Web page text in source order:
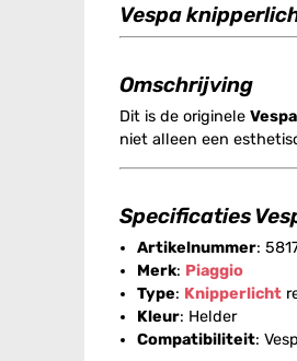
Vespa
Omschrijving
Dit is de originele
niet alleen een
Specificaties
Artikelnummer:
Merk: Piaggio
Type: Knipperlicht
Kleur: Helder
Compatibiliteit: